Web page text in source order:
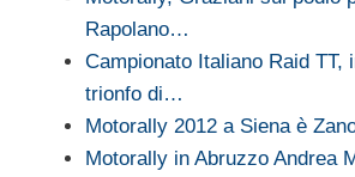
Rapolano…
Campionato Italiano Raid TT,
trionfo di…
Motorally 2012 a Siena è
Motorally in Abruzzo Andrea